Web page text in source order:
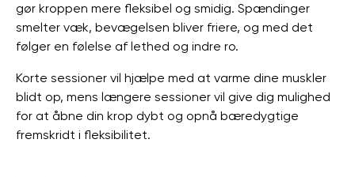
gør kroppen mere fleksibel og smidig. Spændinger
smelter væk, bevægelsen bliver friere, og med det
følger en følelse af lethed og indre ro.
Korte sessioner vil hjælpe med at varme dine muskler
blidt op, mens længere sessioner vil give dig mulighed
for at åbne din krop dybt og opnå bæredygtige
fremskridt i fleksibilitet.